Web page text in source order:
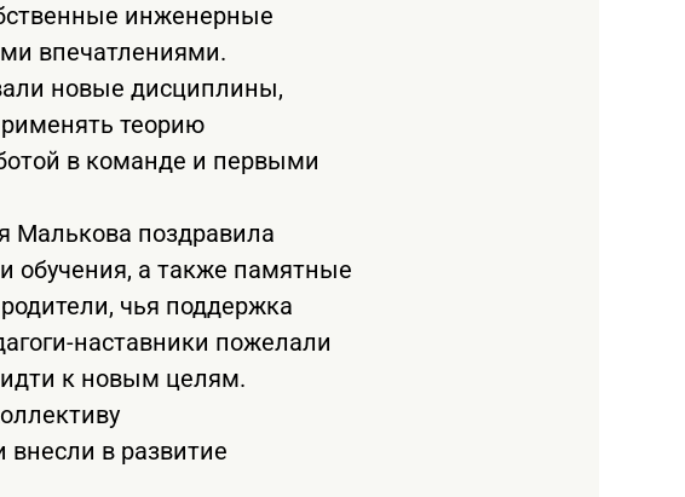
инженерные
впечатлениями.
новые дисциплины,
теорию
в команде и первыми
Малькова поздравила
обучения, а также памятные
чья поддержка
наставники пожелали
идти к новым целям.
в развитие